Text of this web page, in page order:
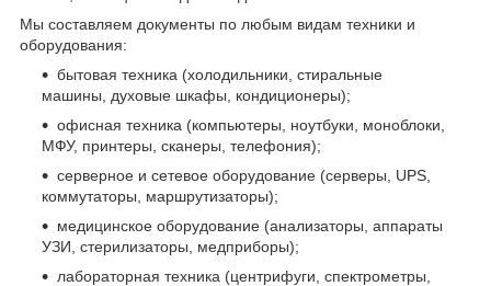
Мы составляем документы по любым видам техники и
оборудования:
бытовая техника (холодильники, стиральные
машины, духовые шкафы, кондиционеры);
офисная техника (компьютеры, ноутбуки, моноблоки,
МФУ, принтеры, сканеры, телефония);
серверное и сетевое оборудование (серверы, UPS,
коммутаторы, маршрутизаторы);
медицинское оборудование (анализаторы, аппараты
УЗИ, стерилизаторы, медприборы);
лабораторная техника (центрифуги, спектрометры,